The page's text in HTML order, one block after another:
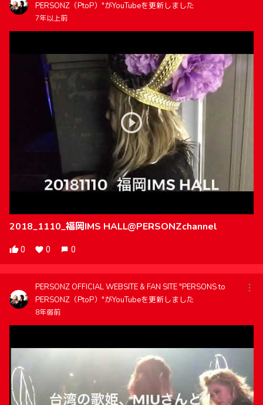
PERSONZ（PtoP）"がYouTubeを更新しました
7年以上前
2018_1110_福岡IMS HALL@PERSONZchannel
0 0 0
PERSONZ OFFICIAL WEBSITE & FAN SITE "PERSONS to
PERSONZ（PtoP）"がYouTubeを更新しました
8年弱前